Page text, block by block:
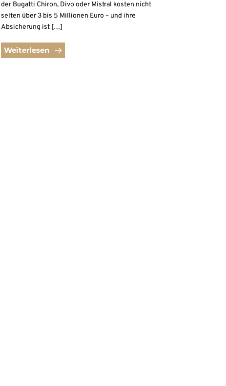
der Bugatti Chiron, Divo oder Mistral kosten nicht
selten über 3 bis 5 Millionen Euro – und ihre
Absicherung ist […]
Weiterlesen